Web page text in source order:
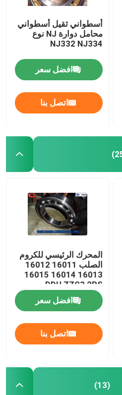
أسطواني ثقيل أسطواني
محامل دوارة NJ نوع
NJ332 NJ334
افضل سعر
اتصل بنا
المحرك الرئيسي للكروم
الصلب 16011 16012
16013 16014 16015
DDU ZZC3 2RS
افضل سعر
اتصل بنا
(13)